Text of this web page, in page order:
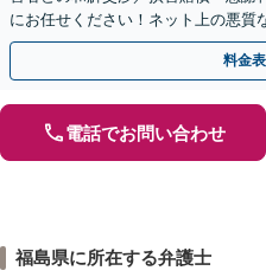
にお任せください！ネット上の悪質
代表弁護士が最後まで対応【関東エ
料金
電話でお問い合わせ
福島県に所在する弁護士